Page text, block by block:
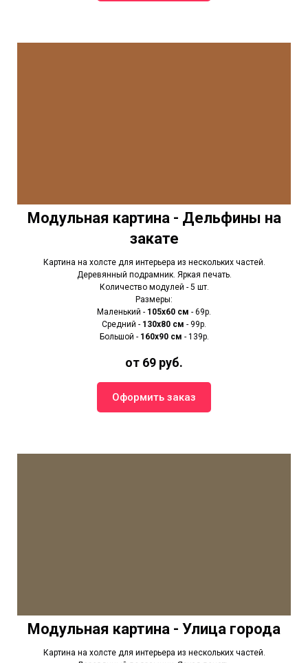
Модульная картина - Дельфины на
закате
Картина на холсте для интерьера из нескольких частей.
Деревянный подрамник. Яркая печать.
Количество модулей - 5 шт.
Размеры:
Маленький - 105х60 см - 69р.
Средний - 130х80 см - 99р.
Большой - 160х90 см - 139р.
от 69 руб.
Оформить заказ
Модульная картина - Улица города
Картина на холсте для интерьера из нескольких частей.